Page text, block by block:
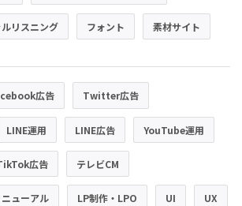
リスニング フォント 素材サイト
広告 Twitter広告
LINE運用 LINE広告 YouTube運用
広告 テレビCM
ューアル LP制作・LPO UI UX